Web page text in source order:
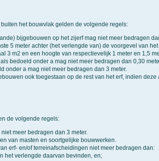
het bouwvlak gelden de volgende regels:
bijgebouwen op het zijerf mag niet meer bedragen
5 meter achter (het verlengde van) de voorgevel van
3 m2 en een hoogte van respectievelijk 1 meter en 1,5
bedoeld onder a mag niet meer bedragen dan 0,30
onder a mag niet meer bedragen dan 3 meter.
ook toegestaan op de rest van het erf, indien
de volgende regels:
meer bedragen dan 3 meter.
van masten en soortgelijke bouwwerken.
erf- en/of terreinafscheidingen niet meer bedragen dan:
het verlengde daarvan bevinden, en;